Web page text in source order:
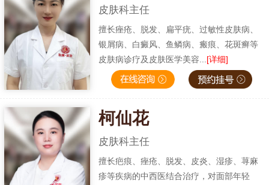
皮肤科主任
擅长痤疮、脱发、扁平疣、过敏性皮肤病、
银屑病、白癜风、鱼鳞病、瘢痕、花斑癣等
皮肤病诊疗及皮肤医学美容... [详细]
柯仙花
皮肤科主任
擅长疤痕、痤疮、脱发、皮炎、湿疹、荨麻
疹等疾病的中西医结合治疗，对面部年轻